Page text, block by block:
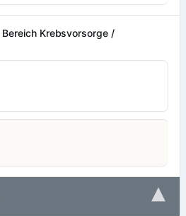
Krebsvorsorge /
▾